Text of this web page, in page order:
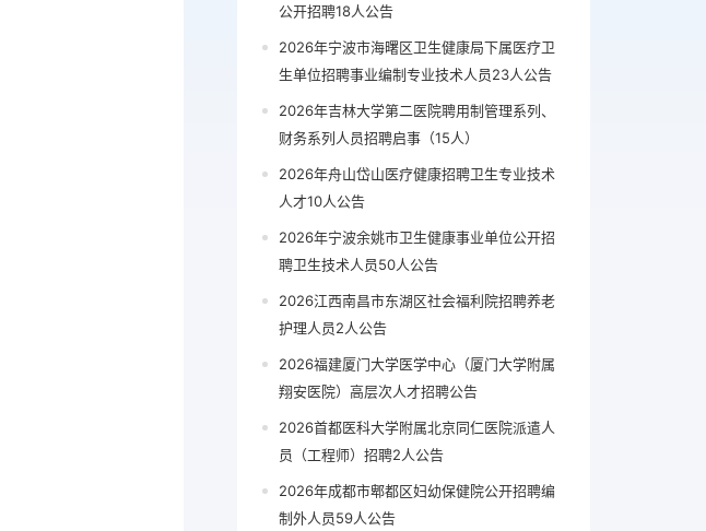
公开招聘18人公告
2026年宁波市海曙区卫生健康局下属医疗卫
生单位招聘事业编制专业技术人员23人公告
2026年吉林大学第二医院聘用制管理系列、
财务系列人员招聘启事（15人）
2026年舟山岱山医疗健康招聘卫生专业技术
人才10人公告
2026年宁波余姚市卫生健康事业单位公开招
聘卫生技术人员50人公告
2026江西南昌市东湖区社会福利院招聘养老
护理人员2人公告
2026福建厦门大学医学中心（厦门大学附属
翔安医院）高层次人才招聘公告
2026首都医科大学附属北京同仁医院派遣人
员（工程师）招聘2人公告
2026年成都市郫都区妇幼保健院公开招聘编
制外人员59人公告